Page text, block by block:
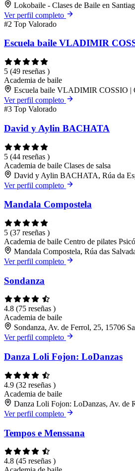
Lokobaile - Clases de Baile en
Ver perfil completo
#2 Top Valorado
Escuela baile VLADIMIR
5 (49 reseñas )
Academia de baile
Escuela baile VLADIMIR COSSIO |
Ver perfil completo
#3 Top Valorado
David y Aylin BACHATA
5 (44 reseñas )
Academia de baile Clases de salsa
David y Aylin BACHATA, Rúa da
Ver perfil completo
Mandala Compostela
5 (37 reseñas )
Academia de baile Centro de pilates
Mandala Compostela, Rúa das
Ver perfil completo
Sondanza
4.8 (75 reseñas )
Academia de baile
Sondanza, Av. de Ferrol, 25, 15706
Ver perfil completo
Danza Loli Fojon: LoDanzas
4.9 (32 reseñas )
Academia de baile
Danza Loli Fojon: LoDanzas, Av. de
Ver perfil completo
Tempos e Menssana
4.8 (45 reseñas )